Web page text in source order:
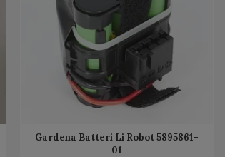
Gardena Batteri Li Robot 5895861-
01